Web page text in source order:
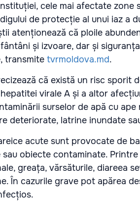
cele mai afectate zone
de protecție al unui iaz a
atenționează că ploile
și izvoare, dar și
transmite tvrmoldova.md.
că există un risc sporit
virale A și a altor
surselor de apă cu
deteriorate, latrine inundate
acute sunt provocate de
sau obiecte contaminate.
greața, vărsăturile, diareea
În cazurile grave pot apărea